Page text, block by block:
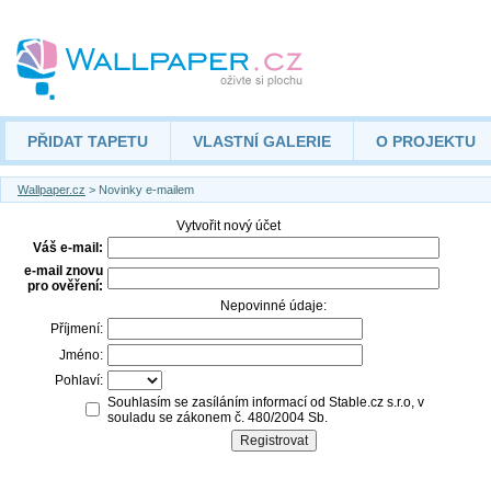
PŘIDAT TAPETU VLASTNÍ GALERIE O PROJEKTU
Wallpaper.cz > Novinky e-mailem